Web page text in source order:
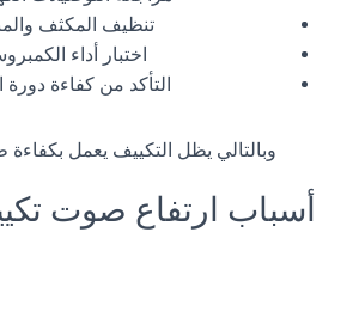
تنظيف المكثف
اختبار أداء
التأكد من كفاءة دورة
وبالتالي يظل التكييف يعمل
أسباب ارتفاع صوت